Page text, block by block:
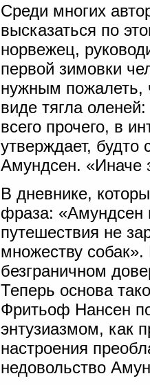
Среди многих
высказаться по
норвежец,
первой зимовки
нужным пожалеть,
виде тягла
всего прочего, в
утверждает, будто
Амундсен. «Иначе
В дневнике,
фраза: «Амундсен
путешествия не
множеству собак».
безграничном
Теперь основа
Фритьоф Нансен
энтузиазмом, как
настроения
недовольство